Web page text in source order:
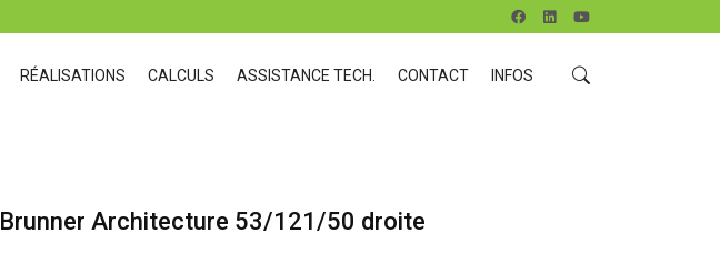
RÉALISATIONS CALCULS ASSISTANCE TECH. CONTACT INFOS
Brunner Architecture 53/121/50 droite